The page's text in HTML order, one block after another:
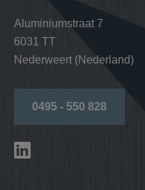
Aluminiumstraat 7
6031 TT
Nederweert (Nederland)
0495 - 550 828